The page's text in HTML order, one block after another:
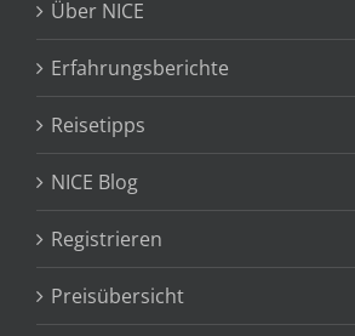
Über NICE
Erfahrungsberichte
Reisetipps
NICE Blog
Registrieren
Preisübersicht